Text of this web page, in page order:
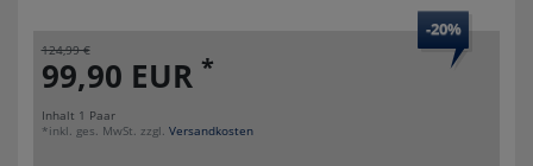
-20%
124,99 €
99,90 EUR *
Inhalt 1 Paar
*inkl. ges. MwSt. zzgl. Versandkosten